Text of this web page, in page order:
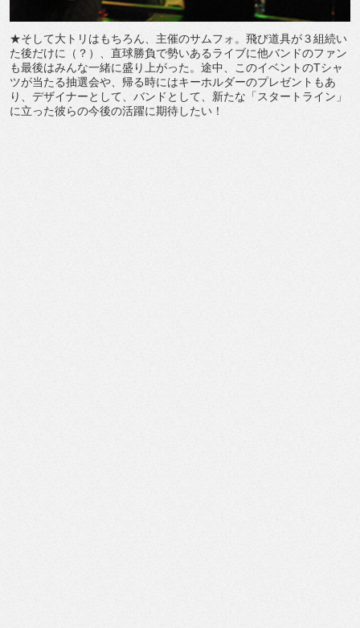
★そして大トリはもちろん、主催のサムフォ。飛び道具が３組続い
た後だけに（？）、直球勝負で勢いあるライブに他バンドのファン
も最後はみんな一緒に盛り上がった。途中、このイベントのTシャ
ツが当たる抽選会や、帰る時にはキーホルダーのプレゼントもあ
り、デザイナーとして、バンドとして、新たな「スタートライン」
に立った彼らの今後の活躍に期待したい！